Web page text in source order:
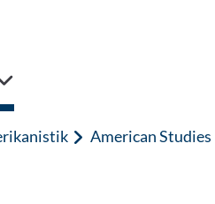
American Studies